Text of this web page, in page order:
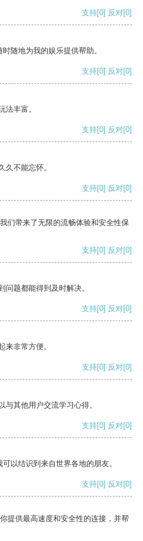
支持[0] 反对[0]
随地为我的娱乐提供帮助。
支持[0] 反对[0]
法丰富。
支持[0] 反对[0]
久不能忘怀。
支持[0] 反对[0]
们带来了无限的流畅体验和安全性保
支持[0] 反对[0]
问题都能得到及时解决。
支持[0] 反对[0]
来非常方便。
支持[0] 反对[0]
与其他用户交流学习心得。
支持[0] 反对[0]
以结识到来自世界各地的朋友。
支持[0] 反对[0]
提供最高速度和安全性的连接，并帮